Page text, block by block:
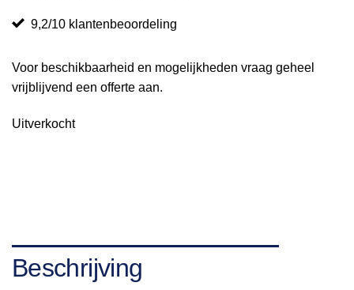
9,2/10 klantenbeoordeling
Voor beschikbaarheid en mogelijkheden vraag geheel
vrijblijvend een offerte aan.
Uitverkocht
Beschrijving